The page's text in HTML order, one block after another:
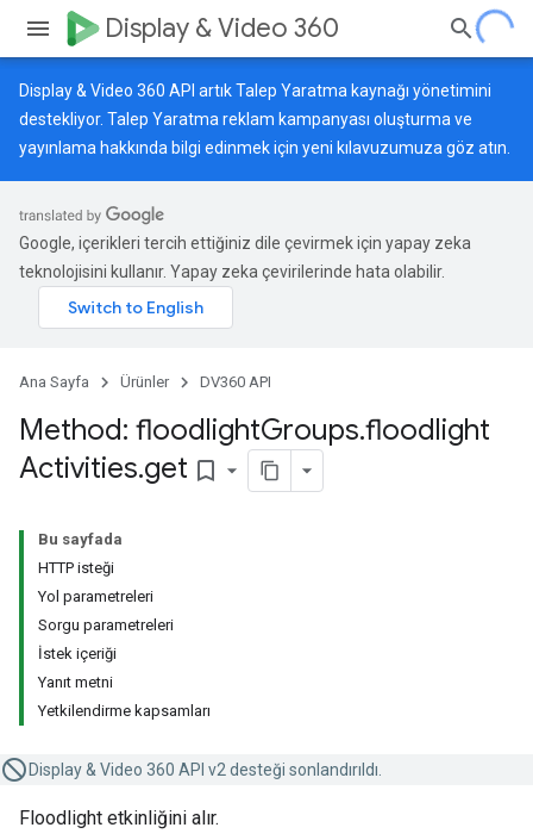
Display & Video 360
Display & Video 360 API artık Talep Yaratma kaynağı yönetimini
destekliyor. Talep Yaratma reklam kampanyası oluşturma ve
yayınlama hakkında bilgi edinmek için yeni kılavuzumuza göz atın.
Google, içerikleri tercih ettiğiniz dile çevirmek için yapay zeka
teknolojisini kullanır. Yapay zeka çevirilerinde hata olabilir.
Ana Sayfa Ürünler DV360 API
Method: floodlightGroups.floodlight
Activities.get bookmark_border
Bu sayfada
HTTP isteği
Yol parametreleri
Sorgu parametreleri
İstek içeriği
Yanıt metni
Yetkilendirme kapsamları
Display & Video 360 API v2 desteği sonlandırıldı.
Floodlight etkinliğini alır.